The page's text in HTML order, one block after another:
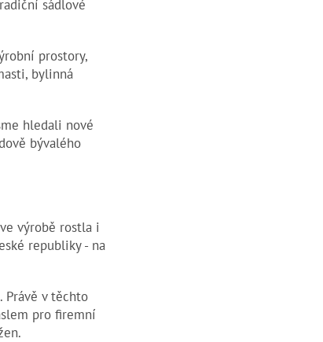
sádlové
prostory,
bylinná
hledali nové
bývalého
výrobě rostla i
republiky - na
Právě v těchto
pro firemní